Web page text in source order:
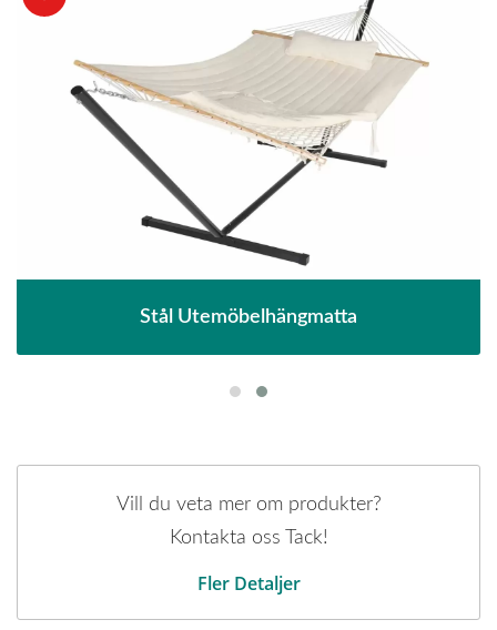
Stål Utemöbelhängmatta
Vill du veta mer om produkter?
Kontakta oss Tack!
Fler Detaljer